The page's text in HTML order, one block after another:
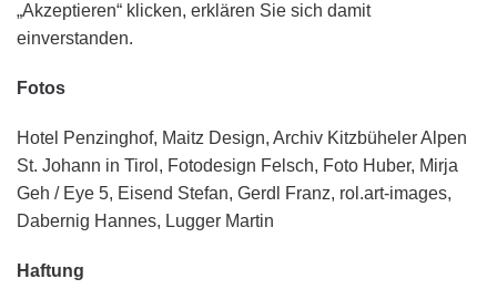
„Akzeptieren“ klicken, erklären Sie sich damit
einverstanden.
Fotos
Hotel Penzinghof, Maitz Design, Archiv Kitzbüheler Alpen
St. Johann in Tirol, Fotodesign Felsch, Foto Huber, Mirja
Geh / Eye 5, Eisend Stefan, Gerdl Franz, rol.art-images,
Dabernig Hannes, Lugger Martin
Haftung